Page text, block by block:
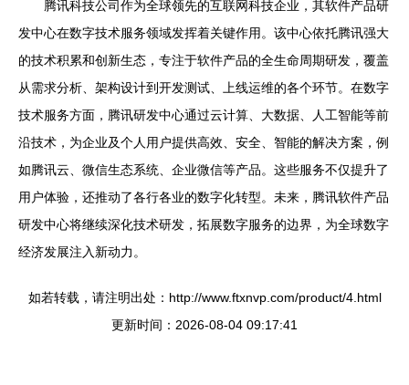
腾讯科技公司作为全球领先的互联网科技企业，其软件产品研
发中心在数字技术服务领域发挥着关键作用。该中心依托腾讯强大
的技术积累和创新生态，专注于软件产品的全生命周期研发，覆盖
从需求分析、架构设计到开发测试、上线运维的各个环节。在数字
技术服务方面，腾讯研发中心通过云计算、大数据、人工智能等前
沿技术，为企业及个人用户提供高效、安全、智能的解决方案，例
如腾讯云、微信生态系统、企业微信等产品。这些服务不仅提升了
用户体验，还推动了各行各业的数字化转型。未来，腾讯软件产品
研发中心将继续深化技术研发，拓展数字服务的边界，为全球数字
经济发展注入新动力。
如若转载，请注明出处：http://www.ftxnvp.com/product/4.html
更新时间：2026-08-04 09:17:41